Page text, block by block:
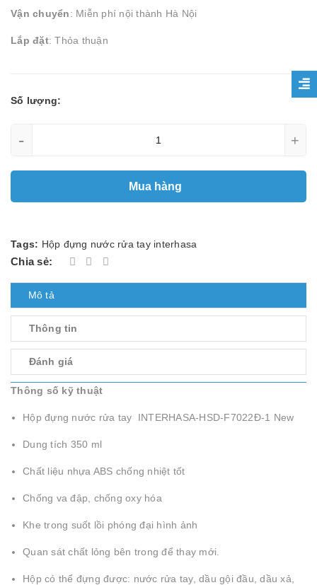
Vận chuyển: Miễn phí nội thành Hà Nội
Lắp đặt: Thỏa thuận
Số lượng:
- +
Mua hàng
Tags: Hộp đựng nước rửa tay interhasa
Chia sẻ:
Mô tả
Thông tin
Đánh giá
Thông số kỹ thuật
Hộp đựng nước rửa tay INTERHASA-HSD-F7022Đ-1 New
Dung tích 350 ml
Chất liệu nhựa ABS chống nhiệt tốt
Chống va đập, chống oxy hóa
Khe trong suốt lồi phóng đại hình ảnh
Quan sát chất lỏng bên trong để thay mới.
Hộp có thể đựng được: nước rửa tay, dầu gội đầu, dầu xả,